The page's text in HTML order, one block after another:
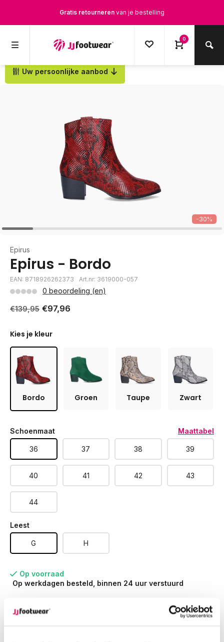
Gratis retourneren van je bestelling
0
Uw persoonlijke aanbod
Terug
-30%
Epirus
Epirus - Bordo
EAN: 8718926262373 Art.nr: 3619000-057
0 beoordeling (en)
€139,95 €97,96
Kies je kleur
Bordo Groen Taupe Zwart
Schoenmaat Maattabel
36 37 38 39
40 41 42 43
44
Leest
G H
Op voorraad
Op werkdagen besteld, binnen 24 uur verstuurd
Op werkdagen voor 12.00u besteld,
dezelfde dag
verstuurd